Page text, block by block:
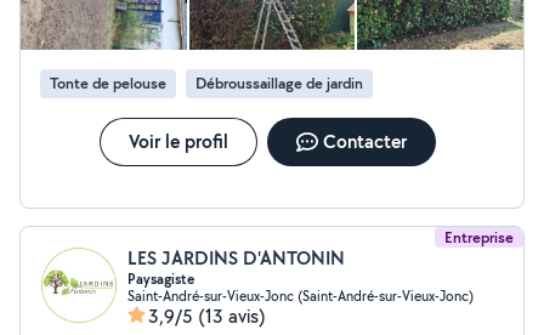
Tonte de pelouse Débroussaillage de jardin
Voir le profil Contacter
Entreprise
LES JARDINS D'ANTONIN
Paysagiste
Saint-André-sur-Vieux-Jonc (Saint-André-sur-Vieux-Jonc)
3,9/5 (13 avis)